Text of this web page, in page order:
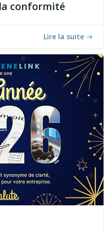
conformité
Lire la suite